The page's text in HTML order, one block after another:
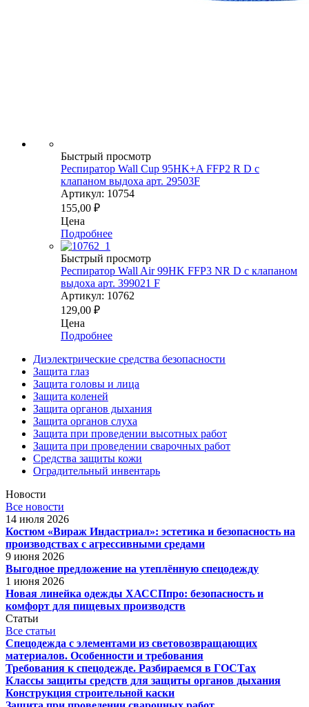
Быстрый просмотр
Респиратор Wall Cup 95HK+A FFP2 R D с
клапаном выдоха арт. 29503F
Артикул: 10754
155,00 ₽
Цена
Подробнее
Быстрый просмотр
Респиратор Wall Air 99HK FFP3 NR D с клапаном
выдоха арт. 399021 F
Артикул: 10762
129,00 ₽
Цена
Подробнее
Диэлектрические средства безопасности
Защита глаз
Защита головы и лица
Защита коленей
Защита органов дыхания
Защита органов слуха
Защита при проведении высотных работ
Защита при проведении сварочных работ
Средства защиты кожи
Оградительный инвентарь
Новости
Все новости
14 июля 2026
Костюм «Вираж Индастриал»: эстетика и безопасность на
производствах с агрессивными средами
9 июня 2026
Выгодное предложение на утеплённую спецодежду
1 июня 2026
Новая линейка одежды ХАССПпро: безопасность и
комфорт для пищевых производств
Статьи
Все статьи
Спецодежда с элементами из световозвращающих
материалов. Особенности и требования
Требования к спецодежде. Разбираемся в ГОСТах
Классы защиты средств для защиты органов дыхания
Конструкция строительной каски